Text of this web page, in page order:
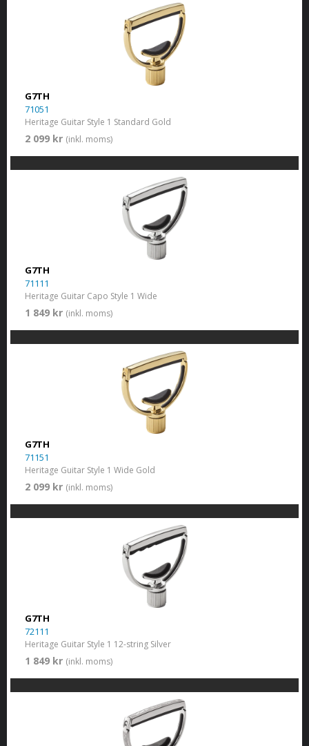
G7TH
71051
Heritage Guitar Style 1 Standard Gold
2 099 kr (inkl. moms)
G7TH
71111
Heritage Guitar Capo Style 1 Wide
1 849 kr (inkl. moms)
G7TH
71151
Heritage Guitar Style 1 Wide Gold
2 099 kr (inkl. moms)
G7TH
72111
Heritage Guitar Style 1 12-string Silver
1 849 kr (inkl. moms)